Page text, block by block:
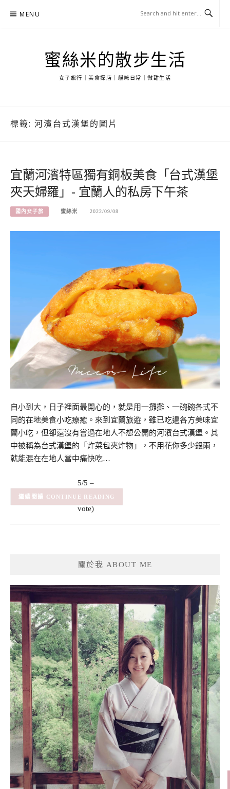
MENU
蜜絲米的散步生活
女子旅行｜美食探店｜貓咪日常｜微甜生活
標籤: 河濱台式漢堡的圖片
宜蘭河濱特區獨有銅板美食「台式漢堡
夾天婦羅」- 宜蘭人的私房下午茶
國內女子旅 蜜絲米 2022/09/08
自小到大，日子裡面最開心的，就是用一攤攤、一碗碗各式不
同的在地美食小吃療癒。來到宜蘭旅遊，雖已吃遍各方美味宜
蘭小吃，但卻還沒有嘗過在地人不想公開的河濱台式漢堡。其
中被稱為台式漢堡的「炸菜包夾炸物」，不用花你多少銀兩，
就能混在在地人當中痛快吃…
5/5 –
(1
vote)
(1) CONTINUE READING
關於我 ABOUT ME